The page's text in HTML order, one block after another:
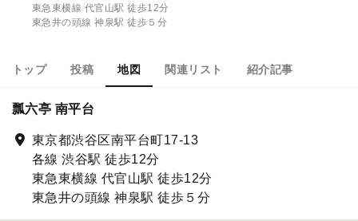
東急東横線 代官山駅 徒歩12分
東急井の頭線 神泉駅 徒歩５分
トップ 投稿 地図 関連リスト 紹介記事
瓢六亭 南平台
東京都渋谷区南平台町17-13
各線 渋谷駅 徒歩12分
東急東横線 代官山駅 徒歩12分
東急井の頭線 神泉駅 徒歩５分